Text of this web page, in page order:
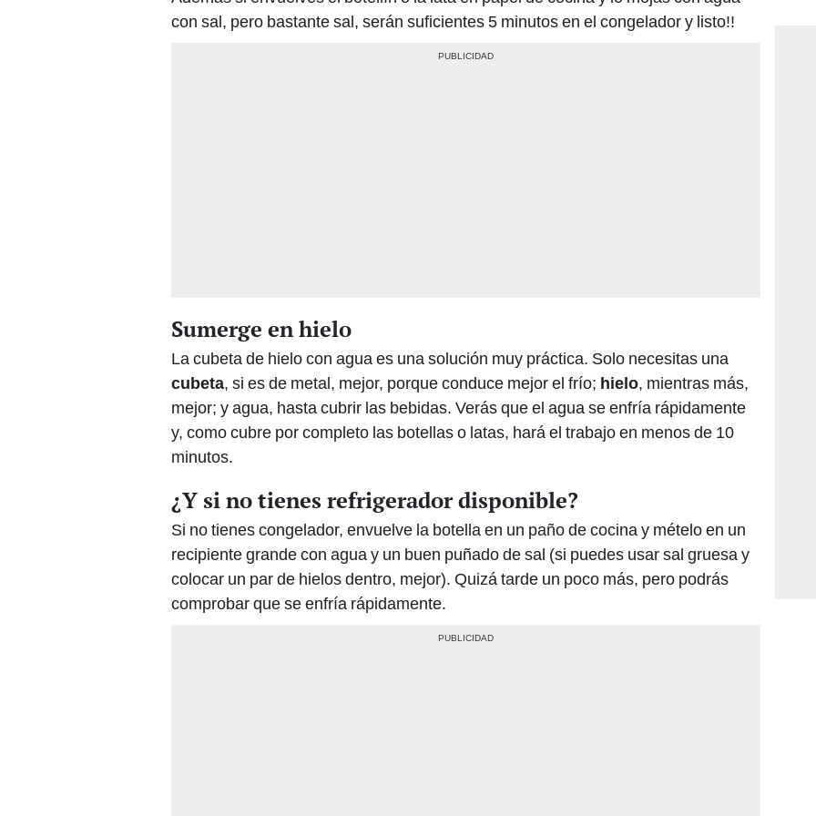
con sal, pero bastante sal, serán suficientes 5 minutos en el congelador y listo!!
Sumerge en hielo
La cubeta de hielo con agua es una solución muy práctica. Solo necesitas una
cubeta, si es de metal, mejor, porque conduce mejor el frío; hielo, mientras más,
mejor; y agua, hasta cubrir las bebidas. Verás que el agua se enfría rápidamente
y, como cubre por completo las botellas o latas, hará el trabajo en menos de 10
minutos.
¿Y si no tienes refrigerador disponible?
Si no tienes congelador, envuelve la botella en un paño de cocina y mételo en un
recipiente grande con agua y un buen puñado de sal (si puedes usar sal gruesa y
colocar un par de hielos dentro, mejor). Quizá tarde un poco más, pero podrás
comprobar que se enfría rápidamente.